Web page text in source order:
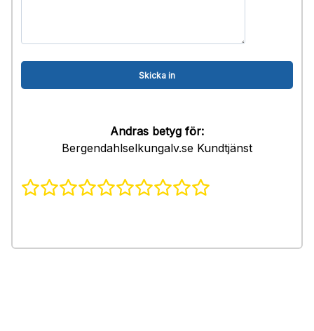
Andras betyg för:
Bergendahlselkungalv.se Kundtjänst